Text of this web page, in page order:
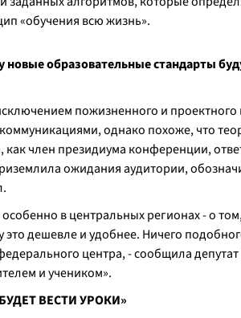
«обучения всю жизнь».
новые образовательные стандарты
пожизненного и
однако похоже, что
как член президиума конференции,
ожидания аудитории,
в центральных регионах - о
дешевле и удобнее. Ничего
центра, - сообщила
и учеником».
ВЕСТИ УРОКИ»